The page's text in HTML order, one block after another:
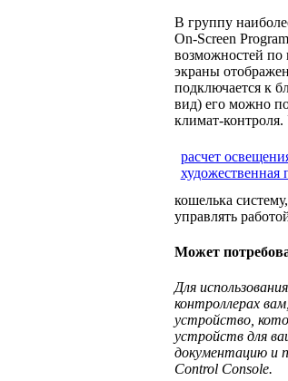
В группу
On-Screen
возможностей по
экраны
подключается к
вид) его можно
климат-
расчет
художественная
кошелька
управлять
Может
Для
контроллерах
устройство,
устройств для
документацию и
Control Console.